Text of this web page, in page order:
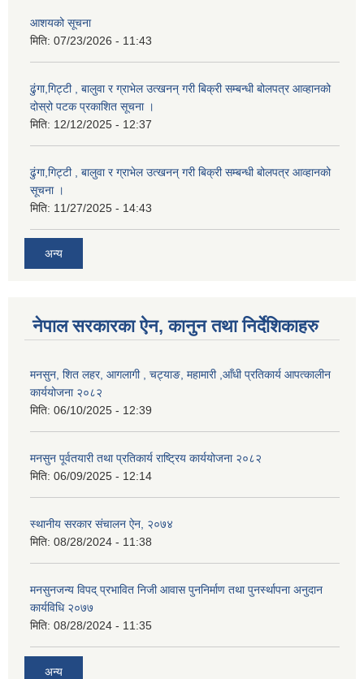
आशयको सूचना
मिति: 07/23/2026 - 11:43
ढुंगा,गिट्टी , बालुवा र ग्राभेल उत्खनन् गरी बिक्री सम्बन्धी बोलपत्र आव्हानको
दोस्रो पटक प्रकाशित सूचना ।
मिति: 12/12/2025 - 12:37
ढुंगा,गिट्टी , बालुवा र ग्राभेल उत्खनन् गरी बिक्री सम्बन्धी बोलपत्र आव्हानको
सूचना ।
मिति: 11/27/2025 - 14:43
अन्य
नेपाल सरकारका ऐन, कानुन तथा निर्देशिकाहरु
मनसुन, शित लहर, आगलागी , चट्याङ, महामारी ,आँधी प्रतिकार्य आपत्कालीन
कार्ययोजना २०८२
मिति: 06/10/2025 - 12:39
मनसुन पूर्वतयारी तथा प्रतिकार्य राष्ट्रिय कार्ययोजना २०८२
मिति: 06/09/2025 - 12:14
स्थानीय सरकार संचालन ऐन, २०७४
मिति: 08/28/2024 - 11:38
मनसुनजन्य विपद् प्रभावित निजी आवास पुननिर्माण तथा पुनर्स्थापना अनुदान
कार्यविधि २०७७
मिति: 08/28/2024 - 11:35
अन्य